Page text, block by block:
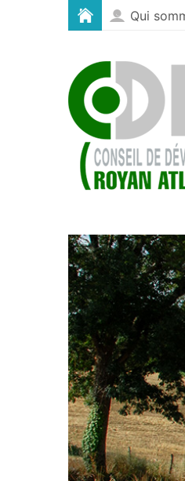
Skip to Content Qui
Cookies management panel